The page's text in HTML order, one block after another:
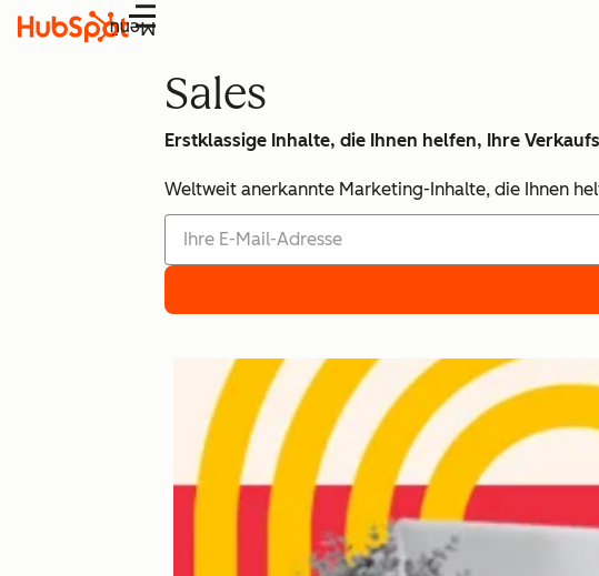
Menü
Sales
Erstklassige Inhalte, die Ihnen helfen, Ihre
Weltweit anerkannte Marketing-Inhalte, die Ihnen